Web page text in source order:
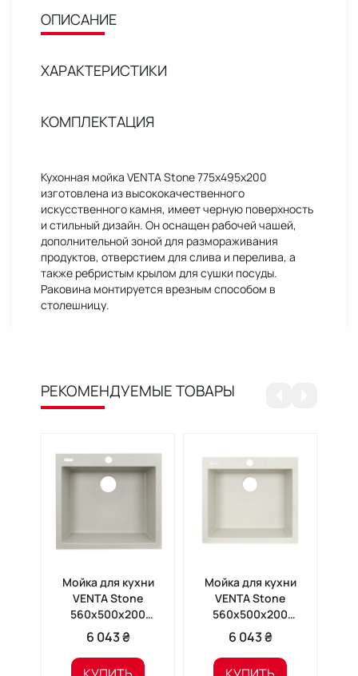
ОПИСАНИЕ
ХАРАКТЕРИСТИКИ
КОМПЛЕКТАЦИЯ
Кухонная мойка VENTA Stone 775x495x200
изготовлена из высококачественного
искусственного камня, имеет черную поверхность
и стильный дизайн. Он оснащен рабочей чашей,
дополнительной зоной для размораживания
продуктов, отверстием для слива и перелива, а
также ребристым крылом для сушки посуды.
Раковина монтируется врезным способом в
столешницу.
РЕКОМЕНДУЕМЫЕ ТОВАРЫ
Мойка для кухни
VENTA Stone
560х500х200
VS502004
6 043 ₴
Мойка для кухни
VENTA Stone
560х500х200
VS502005
6 043 ₴